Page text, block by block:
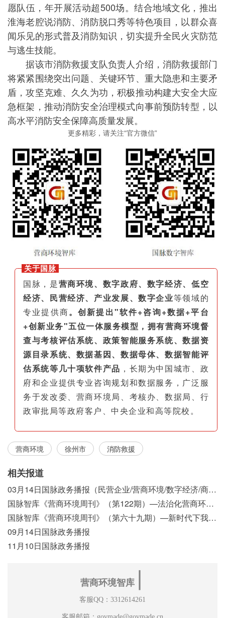
愿队伍，年开展活动超500场。结合地域文化，推出
淮海老腔说消防、消防脱口秀等特色项目，以群众喜
闻乐见的形式普及消防知识，切实提升全民火灾防范
与逃生技能。
据该市消防救援支队负责人介绍，消防救援部门
将紧紧围绕突出问题、关键环节、重大隐患和主要矛
盾，攻坚克难、久久为功，积极推动构建大安全大应
急框架，推动消防安全治理模式向事前预防转型，以
高水平消防安全保障高质量发展。
更多精彩，请关注“官方微信”
关于国脉
国脉，是营商环境、数字政府、数字经济、低空
经济、民营经济、产业发展、数字企业等领域的
专业提供商。创新提出"软件+咨询+数据+平台
+创新业务"五位一体服务模型，拥有营商环境督
查与考核评估系统、政策智能服务系统、数据资
源目录系统、数据基因、数据母体、数据智能评
估系统等几十项软件产品 ，长期为中国城市、政
府和企业提供专业咨询规划和数据服务，广泛服
务于发改委、营商环境局、考核办、数据局、行
政审批局等政府客户、中央企业和高等院校。
营商环境 徐州市 消防救援
相关报道
03月14日国脉政务播报（民营企业/营商环境/数字经济/商事制度改革）
国脉智库《营商环境周刊》（第122期）—法治化营商环境视域下我国行政执法公示制度浅析
国脉智库《营商环境周刊》（第六十九期）—新时代下我国营商环境标准体系构建初探
09月14日国脉政务播报
11月10日国脉政务播报
营商环境智库
客服QQ：3312614261